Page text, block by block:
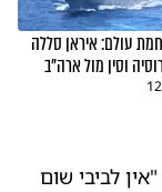
עולם: איראן סללה
וסין מול ארה"ב
לביבי שום